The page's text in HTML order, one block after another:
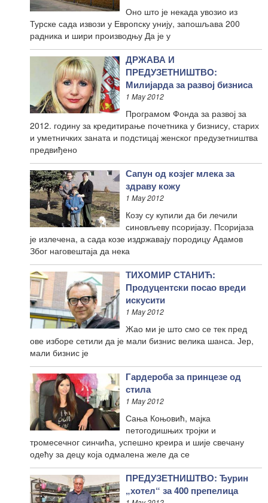
Оно што је некада увозио из
Турске сада извози у Европску унију, запошљава 200
радника и шири производњу Да је у
ДРЖАВА И
ПРЕДУЗЕТНИШТВО:
Милијарда за развој бизниса
1 May 2012
Програмом Фонда за развој за
2012. годину за кредитирање почетника у бизнису, старих
и уметничких заната и подстицај женског предузетништва
предвиђено
Сапун од козјег млека за
здраву кожу
1 May 2012
Козу су купили да би лечили
синовљеву псоријазу. Псоријаза
је излечена, а сада козе издржавају породицу Адамов
Због наговештаја да нека
ТИХОМИР СТАНИЋ:
Продуцентски посао вреди
искусити
1 May 2012
Жао ми је што смо се тек пред
ове изборе сетили да је мали бизнис велика шанса. Јер,
мали бизнис је
Гардероба за принцезе од
стила
1 May 2012
Сања Коњовић, мајка
петогодишњих тројки и
тромесечног синчића, успешно креира и шије свечану
одећу за децу која одмалена желе да се
ПРЕДУЗЕТНИШТВО: Ђурин
„хотел“ за 400 препелица